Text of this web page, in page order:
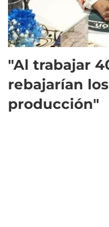
"Al trabajar
rebajarían
producción"